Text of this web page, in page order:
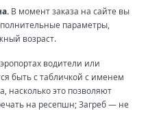
В момент заказа на сайте вы
параметры,
возраст.
водители или
быть с табличкой с именем
насколько это позволяют
на ресепшн; Загреб — не